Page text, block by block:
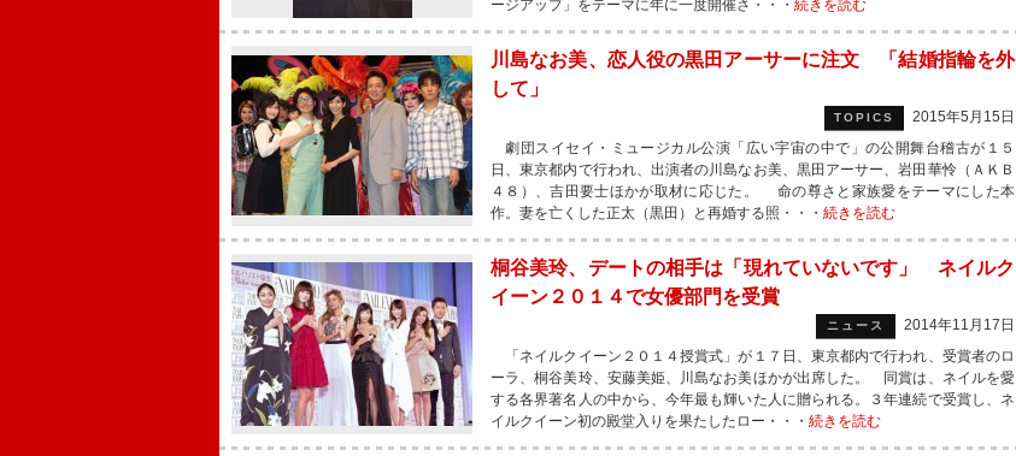
ージアップ」をテーマに年に一度開催さ・・・ 続きを読む
川島なお美、恋人役の黒田アーサーに注文 「結婚指輪を外
して」
TOPICS
2015年5月15日
劇団スイセイ・ミュージカル公演「広い宇宙の中で」の公開舞台稽古が１５
日、東京都内で行われ、出演者の川島なお美、黒田アーサー、岩田華怜（ＡＫＢ
４８）、吉田要士ほかが取材に応じた。 命の尊さと家族愛をテーマにした本
作。妻を亡くした正太（黒田）と再婚する照・・・ 続きを読む
桐谷美玲、デートの相手は「現れていないです」 ネイルク
イーン２０１４で女優部門を受賞
ニュース
2014年11月17日
「ネイルクイーン２０１４授賞式」が１７日、東京都内で行われ、受賞者のロ
ーラ、桐谷美玲、安藤美姫、川島なお美ほかが出席した。 同賞は、ネイルを愛
する各界著名人の中から、今年最も輝いた人に贈られる。３年連続で受賞し、ネ
イルクイーン初の殿堂入りを果たしたロー・・・ 続きを読む